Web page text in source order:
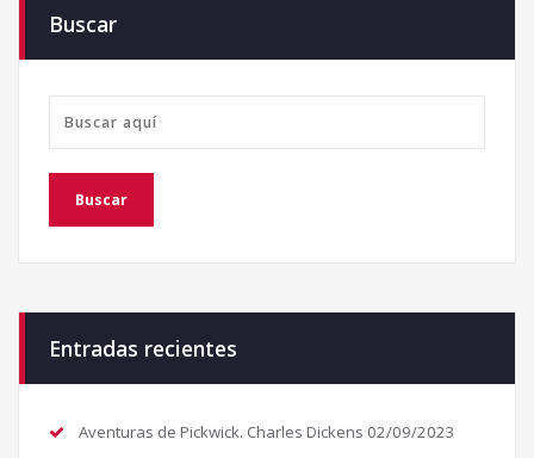
Buscar
Entradas recientes
Aventuras de Pickwick. Charles Dickens 02/09/2023